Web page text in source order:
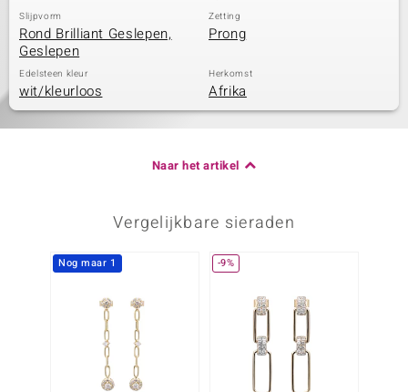
Slijpvorm
Rond Brilliant Geslepen,
Geslepen
Zetting
Prong
Edelsteen kleur
wit/kleurloos
Herkomst
Afrika
Naar het artikel
Vergelijkbare sieraden
Nog maar 1 -9%